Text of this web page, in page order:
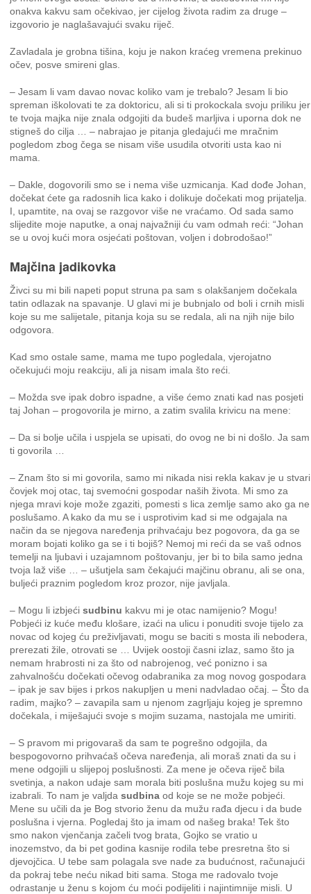
onakva kakvu sam očekivao, jer cijelog života radim za druge –
izgovorio je naglašavajući svaku riječ.
Zavladala je grobna tišina, koju je nakon kraćeg vremena prekinuo
očev, posve smireni glas.
– Jesam li vam davao novac koliko vam je trebalo? Jesam li bio
spreman iškolovati te za doktoricu, ali si ti prokockala svoju priliku jer
te tvoja majka nije znala odgojiti da budeš marljiva i uporna dok ne
stigneš do cilja … – nabrajao je pitanja gledajući me mračnim
pogledom zbog čega se nisam više usudila otvoriti usta kao ni
mama.
– Dakle, dogovorili smo se i nema više uzmicanja. Kad dođe Johan,
dočekat ćete ga radosnih lica kako i dolikuje dočekati mog prijatelja.
I, upamtite, na ovaj se razgovor više ne vraćamo. Od sada samo
slijedite moje naputke, a onaj najvažniji ću vam odmah reći: “Johan
se u ovoj kući mora osjećati poštovan, voljen i dobrodošao!”
Majčina jadikovka
Živci su mi bili napeti poput struna pa sam s olakšanjem dočekala
tatin odlazak na spavanje. U glavi mi je bubnjalo od boli i crnih misli
koje su me salijetale, pitanja koja su se redala, ali na njih nije bilo
odgovora.
Kad smo ostale same, mama me tupo pogledala, vjerojatno
očekujući moju reakciju, ali ja nisam imala što reći.
– Možda sve ipak dobro ispadne, a više ćemo znati kad nas posjeti
taj Johan – progovorila je mirno, a zatim svalila krivicu na mene:
– Da si bolje učila i uspjela se upisati, do ovog ne bi ni došlo. Ja sam
ti govorila …
– Znam što si mi govorila, samo mi nikada nisi rekla kakav je u stvari
čovjek moj otac, taj svemoćni gospodar naših života. Mi smo za
njega mravi koje može zgaziti, pomesti s lica zemlje samo ako ga ne
poslušamo. A kako da mu se i usprotivim kad si me odgajala na
način da se njegova naređenja prihvaćaju bez pogovora, da ga se
moram bojati koliko ga se i ti bojiš? Nemoj mi reći da se vaš odnos
temelji na ljubavi i uzajamnom poštovanju, jer bi to bila samo jedna
tvoja laž više … – ušutjela sam čekajući majčinu obranu, ali se ona,
buljeći praznim pogledom kroz prozor, nije javljala.
– Mogu li izbjećisudbinu kakvu mi je otac namijenio? Mogu!
Pobjeći iz kuće među klošare, izaći na ulicu i ponuditi svoje tijelo za
novac od kojeg ću preživljavati, mogu se baciti s mosta ili nebodera,
prerezati žile, otrovati se … Uvijek oostoji časni izlaz, samo što ja
nemam hrabrosti ni za što od nabrojenog, već ponizno i sa
zahvalnošću dočekati očevog odabranika za mog novog gospodara
– ipak je sav bijes i prkos nakupljen u meni nadvladao očaj. – Što da
radim, majko? – zavapila sam u njenom zagrljaju kojeg je spremno
dočekala, i miješajući svoje s mojim suzama, nastojala me umiriti.
– S pravom mi prigovaraš da sam te pogrešno odgojila, da
bespogovorno prihvaćaš očeva naređenja, ali moraš znati da su i
mene odgojili u slijepoj poslušnosti. Za mene je očeva riječ bila
svetinja, a nakon udaje sam morala biti poslušna mužu kojeg su mi
izabrali. To nam je valjdasudbina od koje se ne može pobjeći.
Mene su učili da je Bog stvorio ženu da mužu rađa djecu i da bude
poslušna i vjerna. Pogledaj što ja imam od našeg braka! Tek što
smo nakon vjenčanja začeli tvog brata, Gojko se vratio u
inozemstvo, da bi pet godina kasnije rodila tebe presretna što si
djevojčica. U tebe sam polagala sve nade za budućnost, računajući
da pokraj tebe neću nikad biti sama. Stoga me radovalo tvoje
odrastanje u ženu s kojom ću moći podijeliti i najintimnije misli. U